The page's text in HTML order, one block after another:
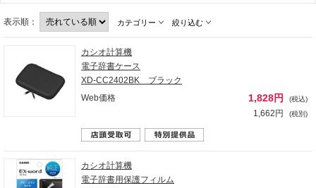
表示順： カテゴリー 絞り込む
カシオ計算機
電子辞書ケース
XD-CC2402BK ブラック
Web価格
1,828円 (税込)
1,662円 (税別)
カシオ計算機
電子辞書用保護フィルム